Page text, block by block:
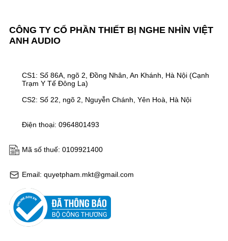
CÔNG TY CỔ PHẦN THIẾT BỊ NGHE NHÌN VIỆT
ANH AUDIO
Email: quyetpham.mkt@gmail.com
Mã số thuế: 0109921400
Điện thoại: 0964801493
CS1: Số 86A, ngõ 2, Đồng Nhân, An Khánh, Hà Nội (Cạnh
Trạm Y Tế Đông La)
CS2: Số 22, ngõ 2, Nguyễn Chánh, Yên Hoà, Hà Nội